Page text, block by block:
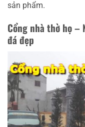
sản phẩm.
Cổng nhà thờ họ –
đá đẹp